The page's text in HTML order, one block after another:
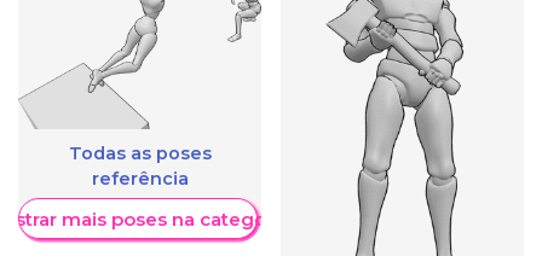
Todas as poses
referência
mais poses na categoria